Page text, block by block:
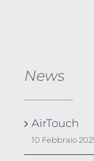
News
AirTouch
10 Febbraio